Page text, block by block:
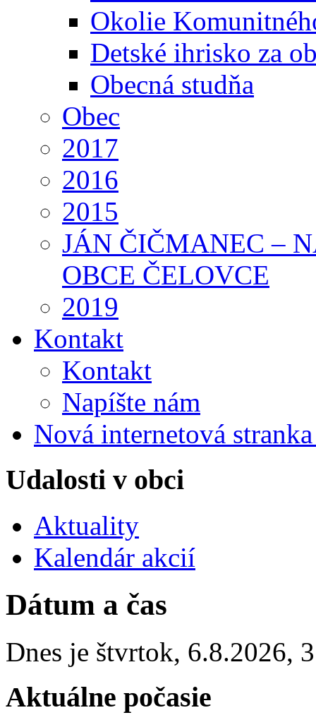
Okolie
Detské ihrisko za
Obecná studňa
Obec
2017
2016
2015
JÁN ČIČMANEC –
OBCE ČELOVCE
2019
Kontakt
Kontakt
Napíšte nám
Nová internetová
Udalosti v obci
Aktuality
Kalendár akcií
Dátum a čas
Dnes je štvrtok, 6.8.2026,
Aktuálne počasie